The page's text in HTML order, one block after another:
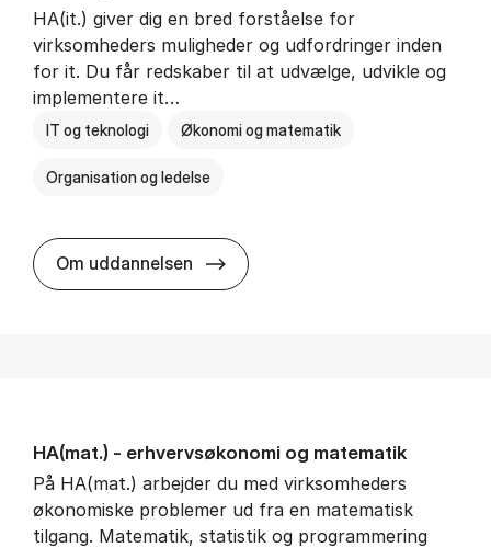
HA(it.) giver dig en bred forståelse for
virksomheders muligheder og udfordringer inden
for it. Du får redskaber til at udvælge, udvikle og
implementere it…
IT og teknologi Økonomi og matematik
Organisation og ledelse
Om uddannelsen HA(it.) - erhvervs­økonomi og
HA(mat.) - erhvervs­økonomi og ma­te­ma­tik
På HA(mat.) arbejder du med virksomheders
økonomiske problemer ud fra en matematisk
tilgang. Matematik, statistik og programmering